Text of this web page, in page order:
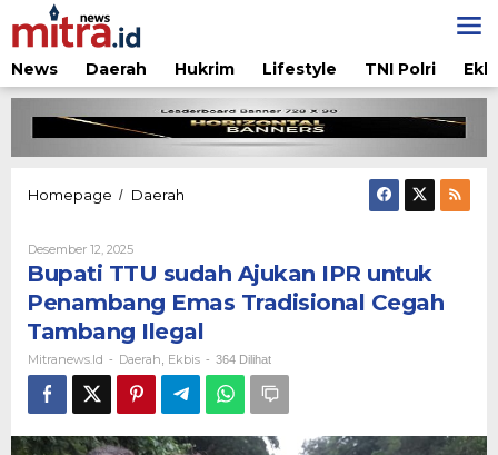
Lewati
ke
konten
News
Daerah Hukrim Lifestyle TNI Polri
Homepage / Daerah
IPR
untuk
Penambang
Emas
Tradisional
Cegah
Tambang
Ilegal
Desember 12, 2025Oleh
Mitranews.id
Bupati TTU sudah Ajukan IPR untuk
Penambang Emas Tradisional Cegah
Tambang Ilegal
Mitranews.id - Daerah Ekbis - 364 Dilihat